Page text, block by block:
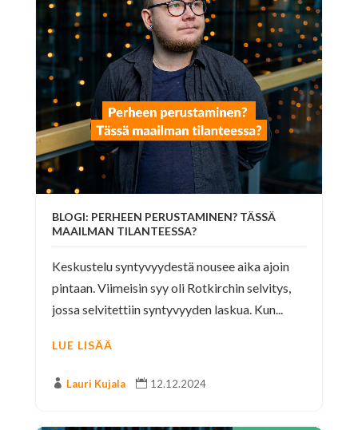
BLOGI: PERHEEN PERUSTAMINEN? TÄSSÄ
MAAILMAN TILANTEESSA?
Keskustelu syntyvyydestä nousee aika ajoin
pintaan. Viimeisin syy oli Rotkirchin selvitys,
jossa selvitettiin syntyvyyden laskua. Kun...
LUE LISÄÄ
 Lauri Kujala  12.12.2024